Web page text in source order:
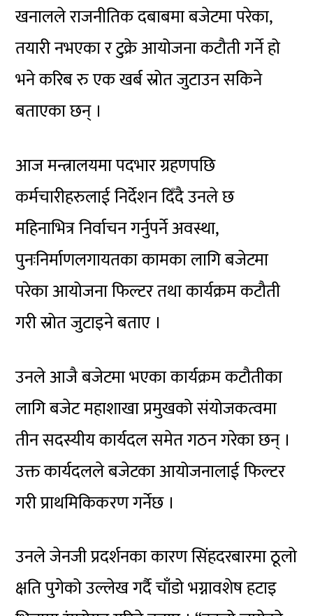
खनालले राजनीतिक दबाबमा बजेटमा परेका,
तयारी नभएका र टुक्रे आयोजना कटौती गर्ने हो
भने करिब रु एक खर्ब स्रोत जुटाउन सकिने
बताएका छन् ।
आज मन्त्रालयमा पदभार ग्रहणपछि
कर्मचारीहरुलाई निर्देशन दिँदै उनले छ
महिनाभित्र निर्वाचन गर्नुपर्ने अवस्था,
पुनःनिर्माणलगायतका कामका लागि बजेटमा
परेका आयोजना फिल्टर तथा कार्यक्रम कटौती
गरी स्रोत जुटाइने बताए ।
उनले आजै बजेटमा भएका कार्यक्रम कटौतीका
लागि बजेट महाशाखा प्रमुखको संयोजकत्वमा
तीन सदस्यीय कार्यदल समेत गठन गरेका छन् ।
उक्त कार्यदलले बजेटका आयोजनालाई फिल्टर
गरी प्राथमिकिकरण गर्नेछ ।
उनले जेनजी प्रदर्शनका कारण सिंहदरबारमा ठूलो
क्षति पुगेको उल्लेख गर्दै चाँडो भग्नावशेष हटाइ